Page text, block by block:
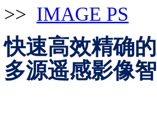
>> IMAGE PS
快速高效精确
多源遥感影像